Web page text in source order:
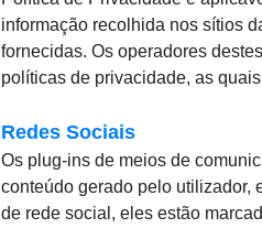
informação recolhida nos sítios
fornecidas. Os operadores
políticas de privacidade, as
Redes Sociais
Os plug-ins de meios de
conteúdo gerado pelo utilizador,
de rede social, eles estão